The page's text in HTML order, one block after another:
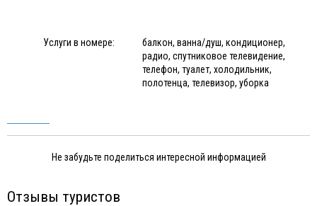
Услуги в номере:
балкон, ванна/душ, кондиционер,
радио, спутниковое телевидение,
телефон, туалет, холодильник,
полотенца, телевизор, уборка
Не забудьте поделиться интересной информацией
Отзывы туристов